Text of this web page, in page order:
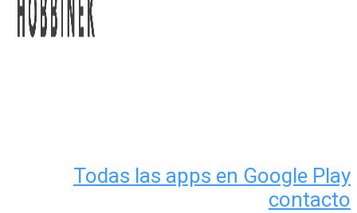
Todas las apps en Google Play
contacto